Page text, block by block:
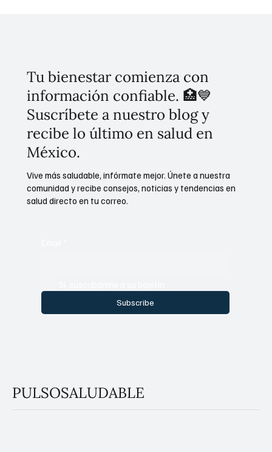
Tu bienestar comienza con
información confiable. 🏥💙
Suscríbete a nuestro blog y
recibe lo último en salud en
México.
Subscribe
Vive más saludable, infórmate mejor. Únete a nuestra
comunidad y recibe consejos, noticias y tendencias en
salud directo en tu correo.
PULSOSALUDABLE